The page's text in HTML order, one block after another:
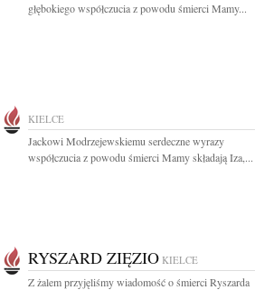
głębokiego współczucia z powodu śmierci Mamy...
KIELCE
Jackowi Modrzejewskiemu serdeczne wyrazy
współczucia z powodu śmierci Mamy składają Iza,...
RYSZARD ZIĘZIO KIELCE
Z żalem przyjęliśmy wiadomość o śmierci Ryszarda